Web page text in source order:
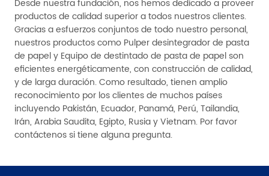
Desde nuestra fundación, nos hemos dedicado a proveer
productos de calidad superior a todos nuestros clientes.
Gracias a esfuerzos conjuntos de todo nuestro personal,
nuestros productos como Pulper desintegrador de pasta
de papel y Equipo de destintado de pasta de papel son
eficientes energéticamente, con construcción de calidad,
y de larga duración. Como resultado, tienen amplio
reconocimiento por los clientes de muchos países
incluyendo Pakistán, Ecuador, Panamá, Perú, Tailandia,
Irán, Arabia Saudita, Egipto, Rusia y Vietnam. Por favor
contáctenos si tiene alguna pregunta.